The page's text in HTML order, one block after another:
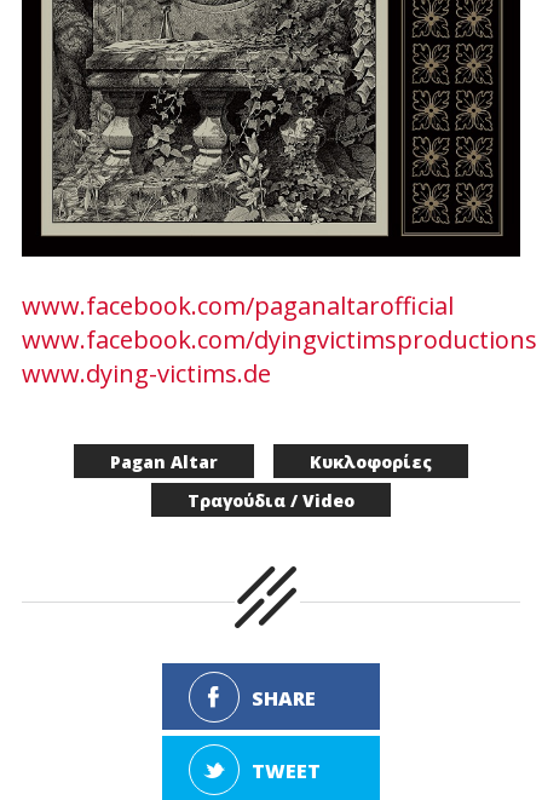
www.facebook.com/paganaltarofficial
www.facebook.com/dyingvictimsproductions
www.dying-victims.de
Pagan Altar
Κυκλοφορίες
Τραγούδια / Video
SHARE
TWEET